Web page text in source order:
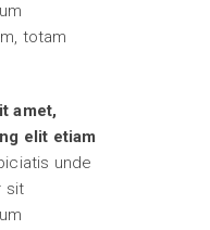
totam
amet,
elit etiam
unde
sit